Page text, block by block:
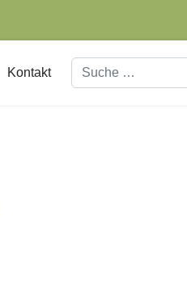
Kontakt Suchen